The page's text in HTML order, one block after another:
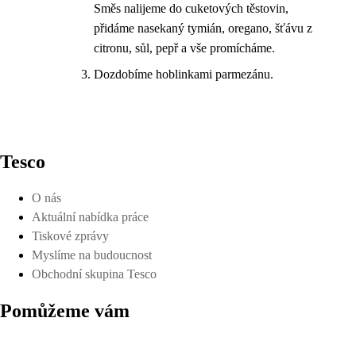
Směs nalijeme do cuketových těstovin,
přidáme nasekaný tymián, oregano, šťávu z
citronu, sůl, pepř a vše promícháme.
Dozdobíme hoblinkami parmezánu.
Tesco
O nás
Aktuální nabídka práce
Tiskové zprávy
Myslíme na budoucnost
Obchodní skupina Tesco
Pomůžeme vám